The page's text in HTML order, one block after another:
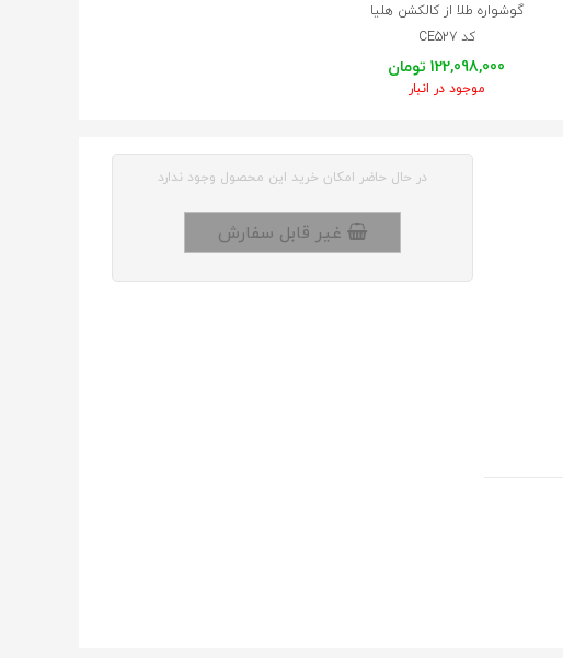
گوشواره طلا از کالکشن هلیا
کد CE527
122,098,000 تومان
موجود در انبار
در حال حاضر امکان خرید این محصول وجود ندارد
غیر قابل سفارش